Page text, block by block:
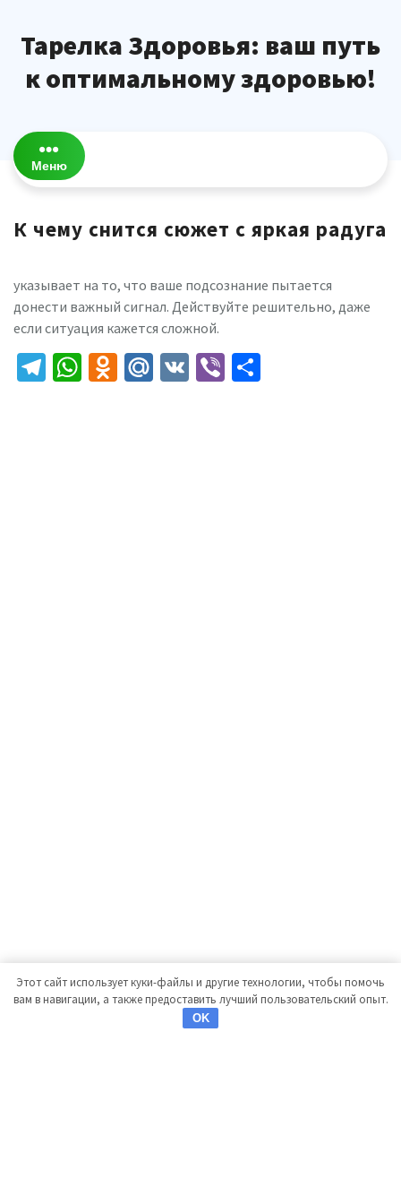
содержимому
Тарелка Здоровья: ваш путь
к оптимальному здоровью!
Меню
К чему снится сюжет с яркая радуга
указывает на то, что ваше подсознание пытается
донести важный сигнал. Действуйте решительно, даже
если ситуация кажется сложной.
Telegram
WhatsApp
Odnoklassniki
Mail.Ru
VK Viber
Этот сайт использует куки-файлы и другие технологии, чтобы помочь
вам в навигации, а также предоставить лучший пользовательский опыт.
OK